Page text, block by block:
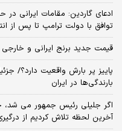
ادعای گاردین: مقامات ایرانی در
توافق با دولت ترامپ تا پس از
قیمت جدید برنج ایرانی و خارجی
پاییز پر بارش واقعیت دارد؟/
بارندگی‌ها در ایران
اگر جلیلی رئیس جمهور می شد،
آخرین لحظه تلاش کردیم از